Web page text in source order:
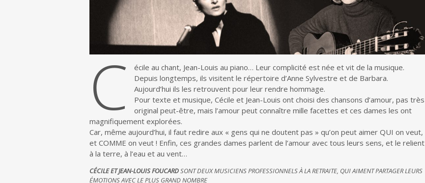
C
écile au chant, Jean-Louis au piano… Leur complicité est née et vit de la musique.
Depuis longtemps, ils visitent le répertoire d’Anne Sylvestre et de Barbara.
Aujourd’hui ils les retrouvent pour leur rendre hommage.
Pour texte et musique, Cécile et Jean-Louis ont choisi des chansons d’amour, pas très
original peut-être, mais l’amour peut connaître mille facettes et ces dames les ont
magnifiquement explorées.
Car, même aujourd’hui, il faut redire aux « gens qui ne doutent pas » qu’on peut aimer QUI on veut,
et COMME on veut ! Enfin, ces grandes dames parlent de l’amour avec tous leurs sens, et le relient
à la terre, à l’eau et au vent…
CÉCILE ET JEAN-LOUIS FOUCARDSONT DEUX MUSICIENS PROFESSIONNELS À LA RETRAITE, QUI AIMENT PARTAGER LEURS
ÉMOTIONS AVEC LE PLUS GRAND NOMBRE